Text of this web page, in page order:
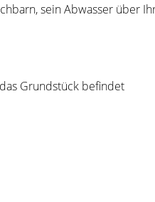
sein Abwasser über
Grundstück befindet